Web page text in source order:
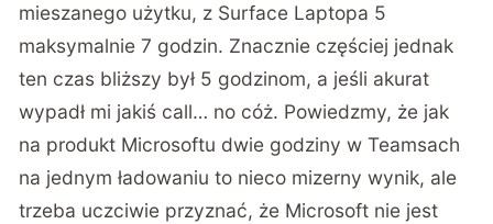
mieszanego użytku, z Surface Laptopa 5
maksymalnie 7 godzin. Znacznie częściej jednak
ten czas bliższy był 5 godzinom, a jeśli akurat
wypadł mi jakiś call… no cóż. Powiedzmy, że jak
na produkt Microsoftu dwie godziny w Teamsach
na jednym ładowaniu to nieco mizerny wynik, ale
trzeba uczciwie przyznać, że Microsoft nie jest